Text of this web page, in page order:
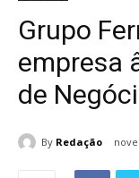
Grupo
empresa
de
By Redação